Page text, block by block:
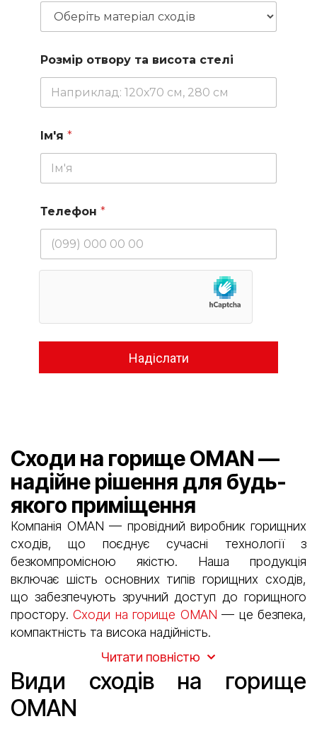
Розмір отвору та висота стелі
Ім'я *
Телефон *
Надіслати
Сходи на горище OMAN —
надійне рішення для будь-
якого приміщення
Компанія OMAN — провідний виробник горищних
сходів, що поєднує сучасні технології з
безкомпромісною якістю. Наша продукція
включає шість основних типів горищних сходів,
що забезпечують зручний доступ до горищного
простору.Сходи на горище OMAN — це безпека,
компактність та висока надійність.
Читати повністю
Види сходів на горище
OMAN